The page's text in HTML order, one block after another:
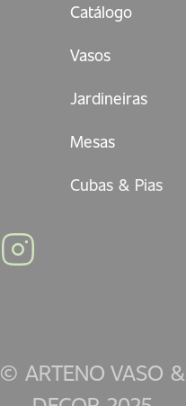
Catálogo
Vasos
Jardineiras
Mesas
Cubas & Pias
© ARTENO VASO &